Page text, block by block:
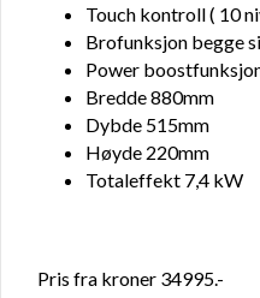
Touch kontroll ( 10
Brofunksjon begge
Power
Bredde 880mm
Dybde 515mm
Høyde 220mm
Totaleffekt 7,4 kW
Pris fra kroner 34995.-